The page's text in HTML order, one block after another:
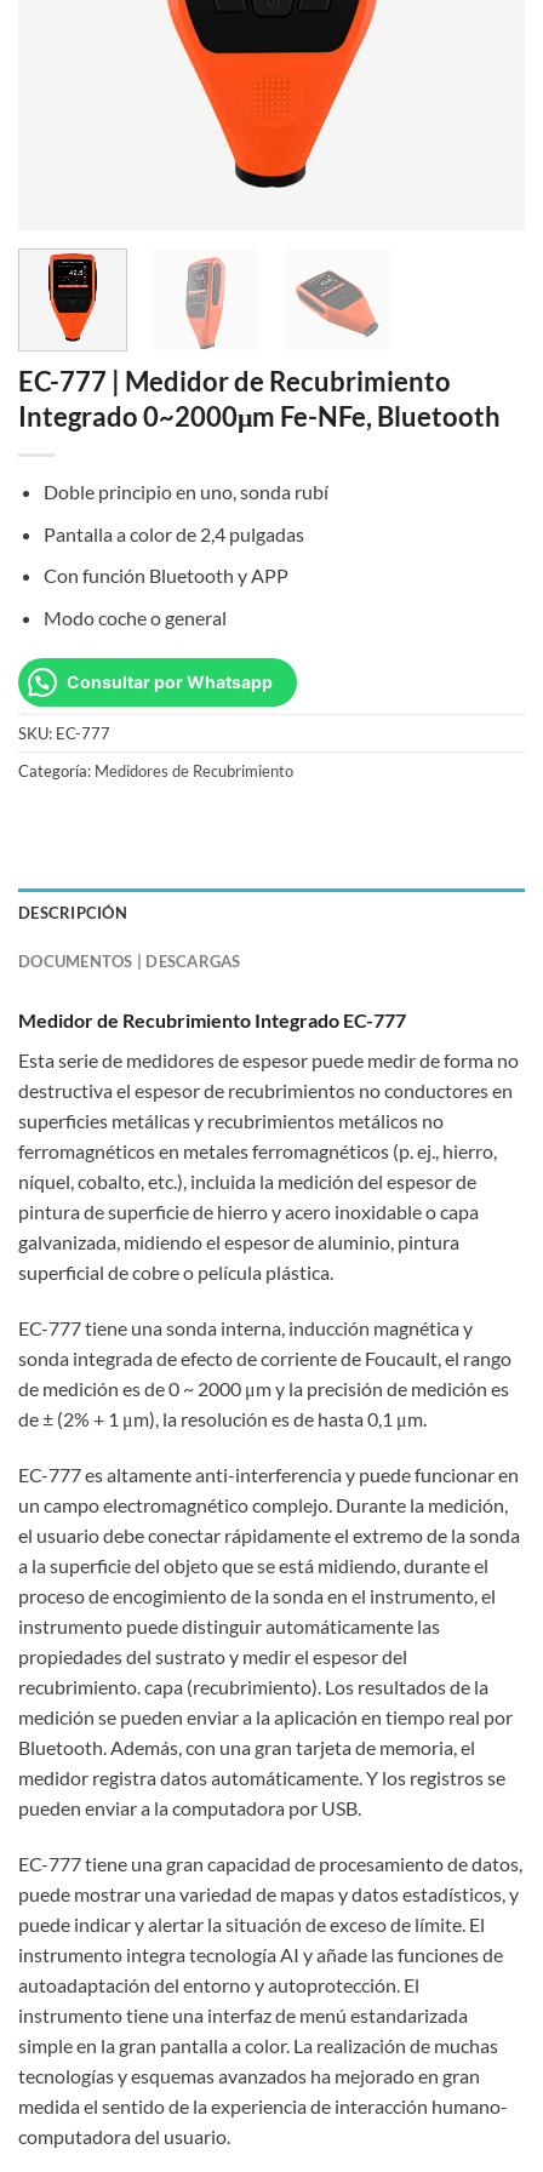
EC-777 | Medidor de Recubrimiento
Integrado 0~2000μm Fe-NFe, Bluetooth
Doble principio en uno, sonda rubí
Pantalla a color de 2,4 pulgadas
Con función Bluetooth y APP
Modo coche o general
Consultar por Whatsapp
SKU: EC-777
Categoría: Medidores de Recubrimiento
DESCRIPCIÓN
DOCUMENTOS | DESCARGAS
Medidor de Recubrimiento Integrado EC-777
Esta serie de medidores de espesor puede medir de forma no
destructiva el espesor de recubrimientos no conductores en
superficies metálicas y recubrimientos metálicos no
ferromagnéticos en metales ferromagnéticos (p. ej., hierro,
níquel, cobalto, etc.), incluida la medición del espesor de
pintura de superficie de hierro y acero inoxidable o capa
galvanizada, midiendo el espesor de aluminio, pintura
superficial de cobre o película plástica.
EC-777 tiene una sonda interna, inducción magnética y
sonda integrada de efecto de corriente de Foucault, el rango
de medición es de 0 ~ 2000 μm y la precisión de medición es
de ± (2% + 1 μm), la resolución es de hasta 0,1 μm.
EC-777 es altamente anti-interferencia y puede funcionar en
un campo electromagnético complejo. Durante la medición,
el usuario debe conectar rápidamente el extremo de la sonda
a la superficie del objeto que se está midiendo, durante el
proceso de encogimiento de la sonda en el instrumento, el
instrumento puede distinguir automáticamente las
propiedades del sustrato y medir el espesor del
recubrimiento. capa (recubrimiento). Los resultados de la
medición se pueden enviar a la aplicación en tiempo real por
Bluetooth. Además, con una gran tarjeta de memoria, el
medidor registra datos automáticamente. Y los registros se
pueden enviar a la computadora por USB.
EC-777 tiene una gran capacidad de procesamiento de datos,
puede mostrar una variedad de mapas y datos estadísticos, y
puede indicar y alertar la situación de exceso de límite. El
instrumento integra tecnología AI y añade las funciones de
autoadaptación del entorno y autoprotección. El
instrumento tiene una interfaz de menú estandarizada
simple en la gran pantalla a color. La realización de muchas
tecnologías y esquemas avanzados ha mejorado en gran
medida el sentido de la experiencia de interacción humano-
computadora del usuario.